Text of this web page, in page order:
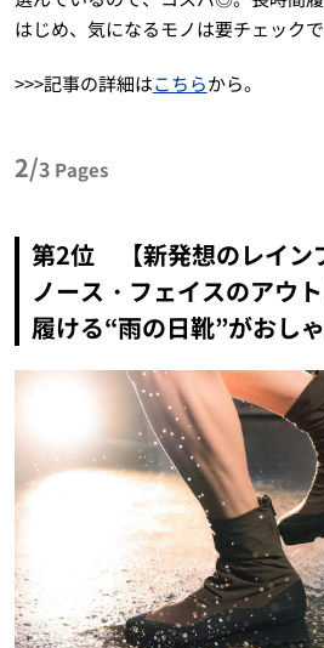
はじめ、気になるモノは要チェックで
>>>記事の詳細はこちらから。
2/3 Pages
第2位 【新発想のレイン
ノース・フェイスのアウ
履ける“雨の日靴”がおし